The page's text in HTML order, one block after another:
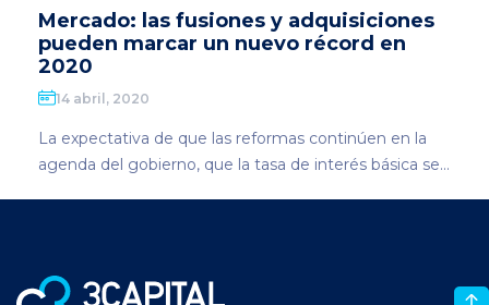
Mercado: las fusiones y adquisiciones
pueden marcar un nuevo récord en
2020
14 abril, 2020
La expectativa de que las reformas continúen en la
agenda del gobierno, que la tasa de interés básica se...